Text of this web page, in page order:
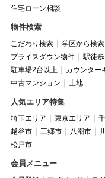
住宅ローン相談
物件検索
こだわり検索 学区から検索
プライスダウン物件
駅徒
駐車場2台以上
カウンター
中古マンション
土地
人気エリア特集
埼玉エリア 東京エリア
越谷市
三郷市 八潮市
松戸市
会員メニュー